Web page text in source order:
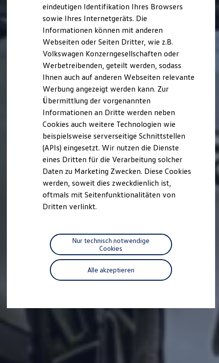
Lifestyle Shop
T-Roc Kollektion
Golf Kollektion
Volkswagen Kollektion
R-Kollektion
GTI Kollektion
Fußball Drop
we drive football
#wedriveproud
Besitzer und Service
myVolkswagen
Software Updates
Service und Ersatzteile
Inspektion und HU/AU
Reparaturen und Checks
Motorenöl und Flüssigkeiten
Räder und Reifen
Pannen- und Unfallhilfe
Economy Service
Volkswagen Teile
Zubehör
Modellspezifisches Zubehör
Individualisieren
Wallbox und Ladekabel
Digitale Extras
Dienste für Ihr Modell finden
Volkswagen Apps, Login und Shop
Handy und Fahrzeug verbinden
Vorgängermodelle
Kundeninformationen
Volkswagen Kundenbetreuung
Warn- und Kontrollleuchten
Assistenzsysteme
Digitale Betriebsanleitung
eindeutigen Identifikation Ihres Browsers
sowie Ihres Internetgeräts. Die
Informationen können mit anderen
Webseiten oder Seiten Dritter, wie z.B.
Volkswagen Konzerngesellschaften oder
Werbetreibenden, geteilt werden, sodass
Ihnen auch auf anderen Webseiten relevante
Werbung angezeigt werden kann. Zur
Übermittlung der vorgenannten
Informationen an Dritte werden neben
Cookies auch weitere Technologien wie
beispielsweise serverseitige Schnittstellen
(APIs) eingesetzt. Wir nutzen die Dienste
eines Dritten für die Verarbeitung solcher
Daten zu Marketing Zwecken. Diese Cookies
werden, soweit dies zweckdienlich ist,
oftmals mit Seitenfunktionalitäten von
Dritten verlinkt.
Alle akzeptieren
Nur technisch notwendige
Cookies